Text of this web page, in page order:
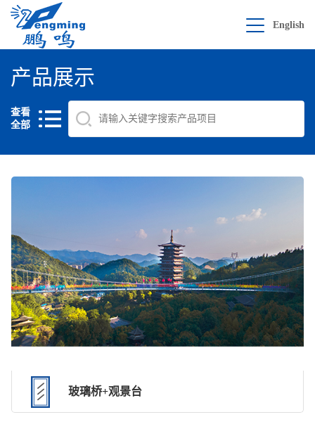
English
产品展示
查看
全部
玻璃桥+观景台